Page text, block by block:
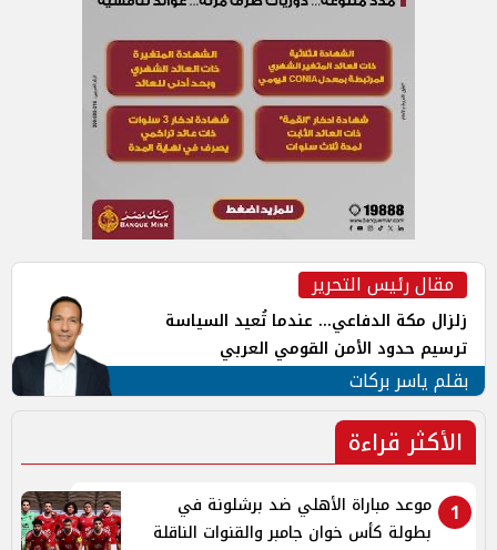
مقال رئيس التحرير
زلزال مكة الدفاعي... عندما تُعيد السياسة
ترسيم حدود الأمن القومي العربي
بقلم ياسر بركات
الأكثر قراءة
1
موعد مباراة الأهلي ضد برشلونة في
بطولة كأس خوان جامبر والقنوات الناقلة